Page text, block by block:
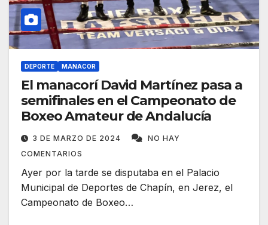
DEPORTE MANACOR
El manacorí David Martínez pasa a
semifinales en el Campeonato de
Boxeo Amateur de Andalucía
3 DE MARZO DE 2024
NO HAY
COMENTARIOS
Ayer por la tarde se disputaba en el Palacio
Municipal de Deportes de Chapín, en Jerez, el
Campeonato de Boxeo…